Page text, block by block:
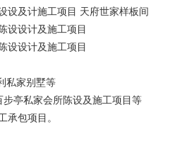
设及计施工项目 天府世家样板间
设设计及施工项目
设设计及施工项目
私家别墅等
亭私家会所陈设及施工项目等
承包项目。